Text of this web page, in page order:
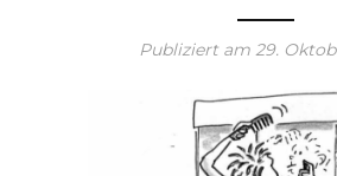
Publiziert am 29.